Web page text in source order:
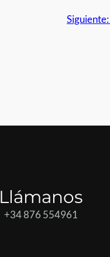
Siguiente:
Llámanos
+34 876 554961